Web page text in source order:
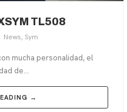
TL508
News, Sym
mucha personalidad, el
de...
→